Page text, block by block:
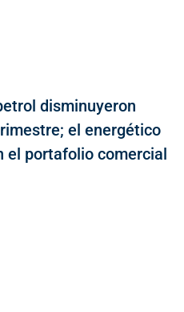
disminuyeron
el energético
el portafolio comercial